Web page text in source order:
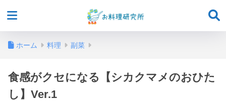
ホーム 料理 副菜
食感がクセになる【シカクマメのおひた
し】Ver.1